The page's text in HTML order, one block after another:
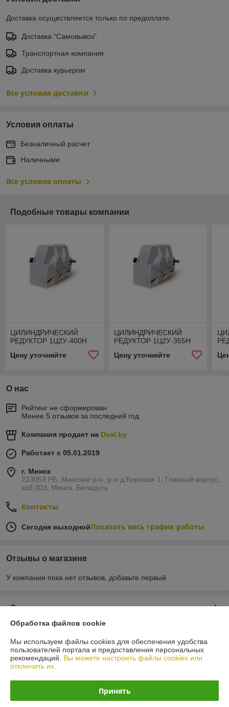
Доставка осуществляется только по предоплате.
Доставка "Самовывоз"
Транспортная компания
Доставка курьером
Все условия доставки
Условия оплаты
Безналичный расчет
Наличными
Все условия оплаты
Подобные товары компании
ЦИЛИНДРИЧЕСКИЙ
РЕДУКТОР 1Ц2У-400Н
Цену уточняйте
ЦИЛИНДРИЧЕСКИЙ
РЕДУКТОР 1Ц2У-355Н
Цену уточняйте
О нас
Рейтинг не сформирован
Менее 5 отзывов за последний год
Компания продает на Deal.by
Работает с 05.01.2019
г. Минск
223053 РБ, Минский р-н, р-н д.Боровая 1, Главный корпус,
каб.303, Минск, Беларусь
Контакты
Сегодня выходнойПоказать весь график работы
Отзывы о магазине
У компании пока нет отзывов, добавьте первый
О нас
Доставка и оплата
График работы
Полная версия сайта
Обработка файлов cookie
Мы используем файлы cookies для обеспечения удобства
пользователей портала и предоставления персональных
рекомендаций. Вы можете настроить файлы cookies или
отключить их.
Принять